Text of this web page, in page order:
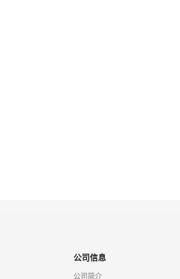
公司信息
公司简介